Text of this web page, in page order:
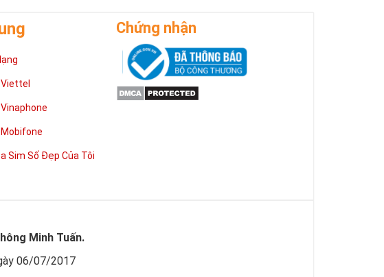
Sim Số Đẹp Của Tôi
Chứng nhận
Minh Tuấn.
06/07/2017